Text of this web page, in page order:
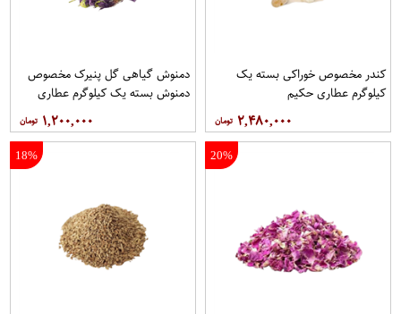
کندر مخصوص خوراکی بسته یک
کیلوگرم عطاری حکیم
۲,۴۸۰,۰۰۰
دمنوش گیاهی گل پنیرک مخصوص
دمنوش بسته یک کیلوگرم عطاری
۱,۲۰۰,۰۰۰
20%
18%